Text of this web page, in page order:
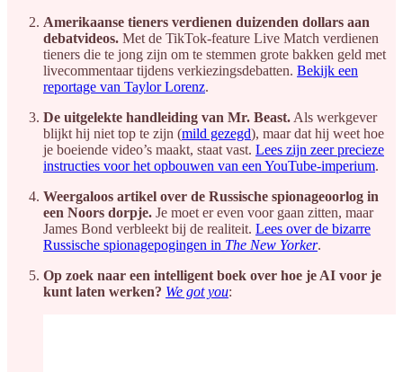
Amerikaanse tieners verdienen duizenden dollars aan
debatvideos. Met de TikTok-feature Live Match verdienen
tieners die te jong zijn om te stemmen grote bakken geld met
livecommentaar tijdens verkiezingsdebatten. Bekijk een
reportage van Taylor Lorenz.
De uitgelekte handleiding van Mr. Beast. Als werkgever
blijkt hij niet top te zijn (mild gezegd), maar dat hij weet hoe
je boeiende video’s maakt, staat vast. Lees zijn zeer precieze
instructies voor het opbouwen van een YouTube-imperium.
Weergaloos artikel over de Russische spionageoorlog in
een Noors dorpje. Je moet er even voor gaan zitten, maar
James Bond verbleekt bij de realiteit. Lees over de bizarre
Russische spionagepogingen in The New Yorker.
Op zoek naar een intelligent boek over hoe je AI voor je
kunt laten werken? We got you: